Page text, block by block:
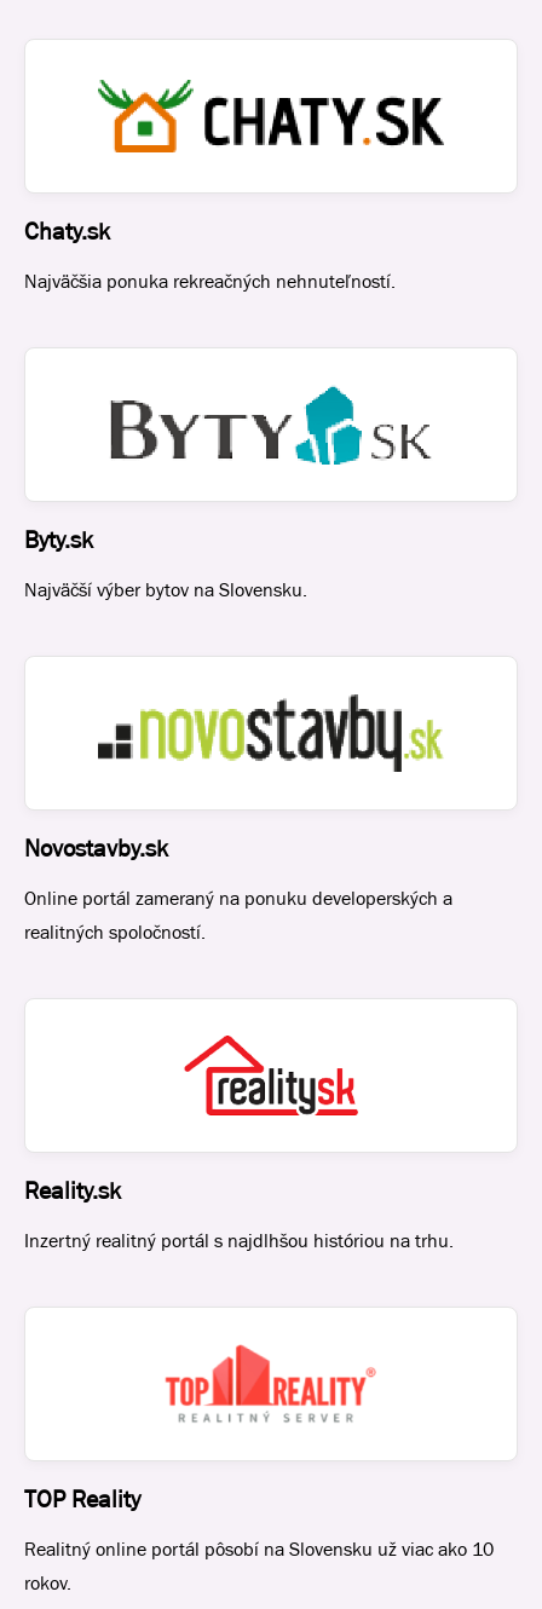
Chaty.sk
Najväčšia ponuka rekreačných nehnuteľností.
Byty.sk
Najväčší výber bytov na Slovensku.
Novostavby.sk
Online portál zameraný na ponuku developerských a
realitných spoločností.
Reality.sk
Inzertný realitný portál s najdlhšou históriou na trhu.
TOP Reality
Realitný online portál pôsobí na Slovensku už viac ako 10
rokov.